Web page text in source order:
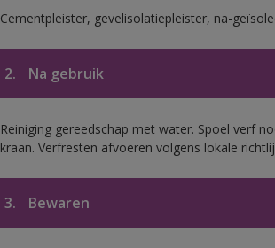
Cementpleister, gevelisolatiepleister, na-
2. Na gebruik
Reiniging gereedschap met water. Spoel verf
kraan. Verfresten afvoeren volgens lokale
3. Bewaren